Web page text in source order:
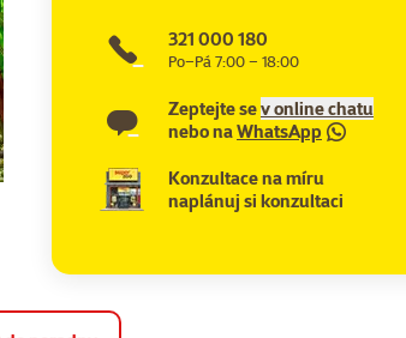
321 000 180
Po–Pá 7:00 – 18:00
Zeptejte sev online chatu
nebo naWhatsApp
Konzultace na míru
naplánuj si konzultaci